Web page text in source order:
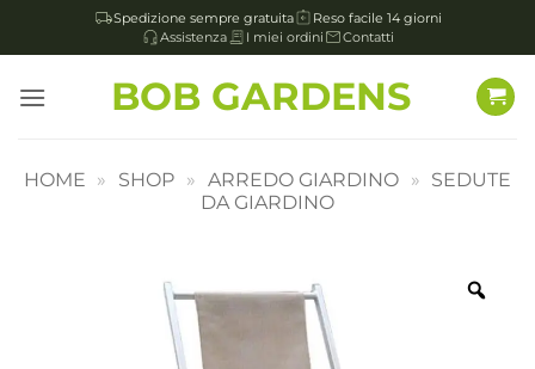
Spedizione sempre gratuita
Reso facile 14 giorni
Assistenza
I miei ordini Contatti
BOB GARDENS
HOME » SHOP » ARREDO GIARDINO » SEDUTE
DA GIARDINO